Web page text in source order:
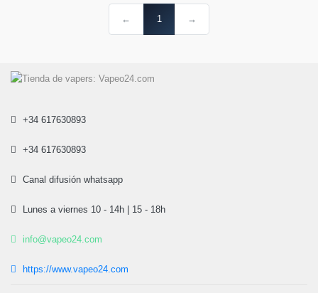
← 1 →
+34 617630893
+34 617630893
Canal difusión whatsapp
Lunes a viernes 10 - 14h | 15 - 18h
info@vapeo24.com
https://www.vapeo24.com